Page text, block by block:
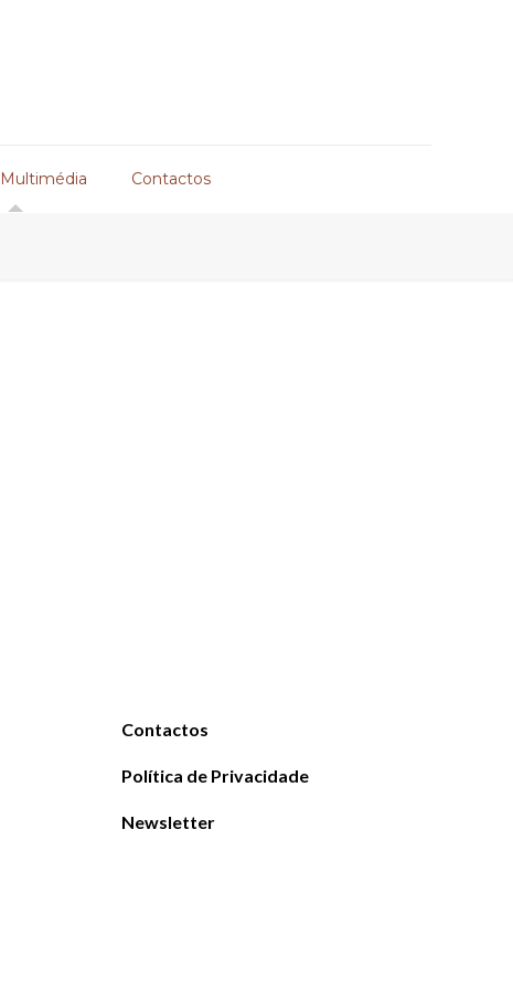
Contactos
Contactos
Política de Privacidade
Newsletter